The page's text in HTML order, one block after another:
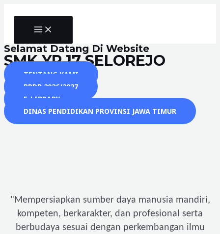
MAIN
MENU
Selamat Datang Di Website
SMK YP 17 SELOREJO
TENTANG KAMI
PPDB 2026/2027
E-LIBRARY
DINAS PENDIDIKAN PROVINSI JAWA TIMUR
"Mempersiapkan sumber daya manusia mandiri,
kompeten, berkarakter, dan profesional serta
berbudaya sesuai dengan perkembangan ilmu